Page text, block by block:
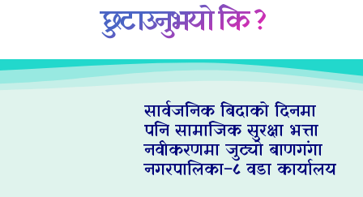
छुटाउनुभयो कि ?
सार्वजनिक बिदाको दिनमा
पनि सामाजिक सुरक्षा भत्ता
नवीकरणमा जुट्यो बाणगंगा
नगरपालिका–८ वडा कार्यालय